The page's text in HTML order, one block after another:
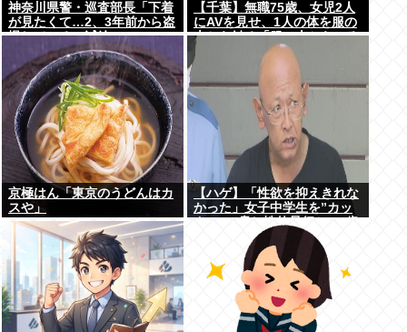
神奈川県警・巡査部長「下着
が見たくて…2、3年前から盗
撮している」減給
【千葉】無職75歳、女児2人
にAVを見せ、1人の体を服の
上から触る「服の上からぺろ
っと触ったと思う」
京極はん「東京のうどんはカ
スや」
【ハゲ】「性欲を抑えきれな
かった」女子中学生を”カッ
ター”で脅し性的暴行か 56歳
の男逮捕 千葉